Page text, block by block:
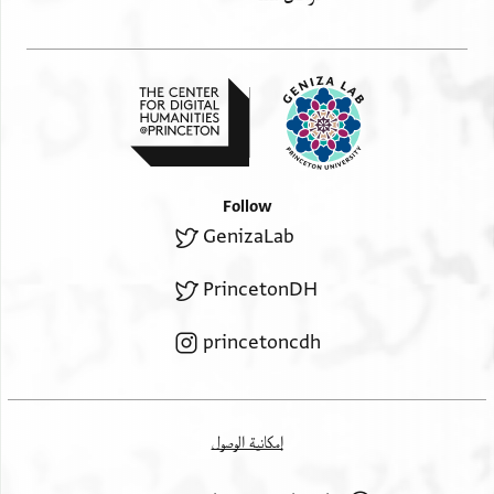
Follow
GenizaLab
PrincetonDH
princetoncdh
إمكانية الوصول